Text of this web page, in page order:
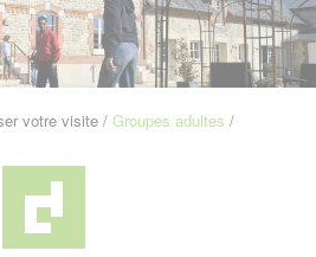
votre visite
Groupes adultes